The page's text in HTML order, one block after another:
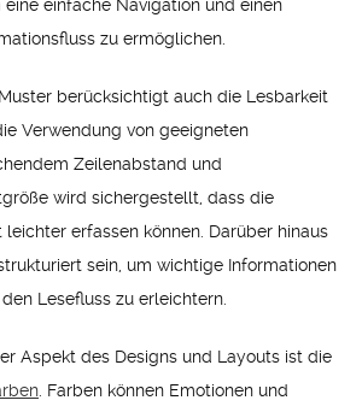
einfache Navigation und einen
zu ermöglichen.
berücksichtigt auch die Lesbarkeit
Verwendung von geeigneten
Zeilenabstand und
wird sichergestellt, dass die
leichter erfassen können. Darüber hinaus
sein, um wichtige Informationen
Lesefluss zu erleichtern.
Aspekt des Designs und Layouts ist die
. Farben können Emotionen und